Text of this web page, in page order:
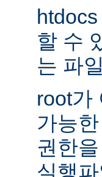
할 수
는 파
root가
가능
권한
실행